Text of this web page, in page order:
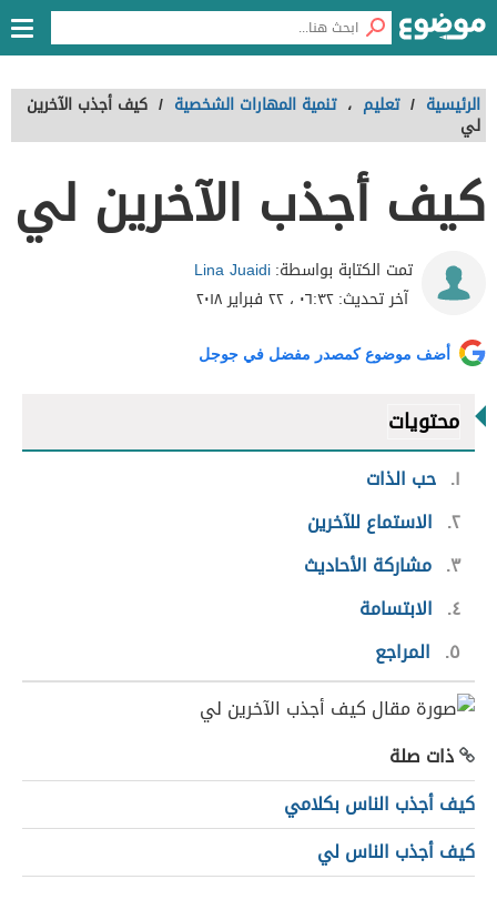
الرئيسية / تعليم ، تنمية المهارات الشخصية / كيف أجذب الآخرين
لي
كيف أجذب الآخرين لي
تمت الكتابة بواسطة:Lina Juaidi
آخر تحديث:٠٦:٣٢ ، ٢٢ فبراير ٢٠١٨
أضف موضوع كمصدر مفضل في جوجل
محتويات
١ حب الذات
٢ الاستماع للآخرين
٣ مشاركة الأحاديث
٤
الابتسامة
٥
المراجع
ذات صلة
كيف أجذب الناس بكلامي
كيف أجذب الناس لي